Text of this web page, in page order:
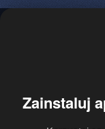
Zainstaluj